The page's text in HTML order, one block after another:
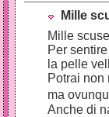
Mille
Mille
Per
la pelle
Potrai non
ma
Anche di